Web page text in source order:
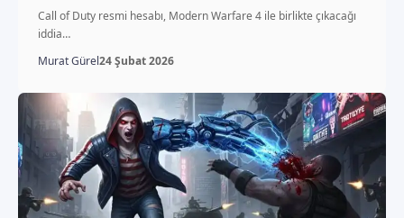
Call of Duty resmi hesabı, Modern Warfare 4 ile birlikte çıkacağı
iddia…
Murat Gürel24 Şubat 2026